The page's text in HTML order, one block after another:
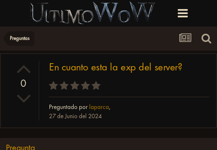
Preguntas
0
En cuanto esta la exp del server?
Preguntado por laparca,
27 de Junio del 2024